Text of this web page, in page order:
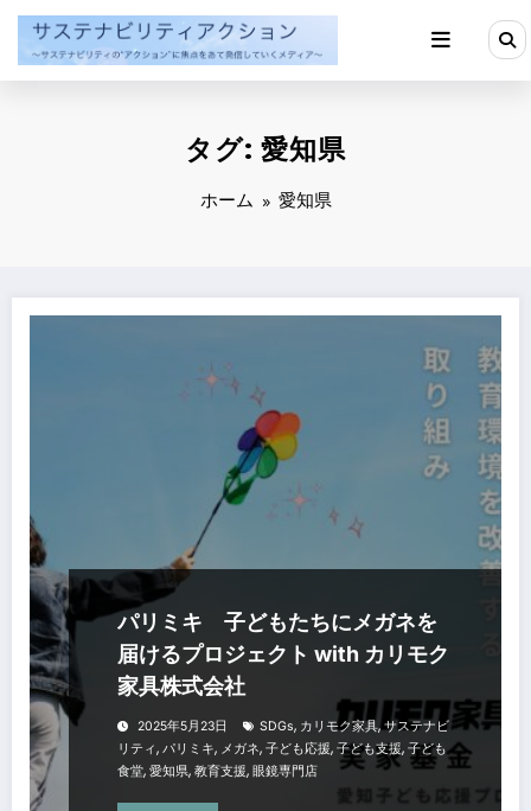
ン
タグ: 愛知県
ホーム 愛知県
パリミキ 子どもたちにメガネを
届けるプロジェクト with カリモク
家具株式会社
2025年5月23日 SDGs, カリモク家具, サステナビ
リティ, パリミキ, メガネ, 子ども応援, 子ども支援, 子ども
食堂, 愛知県, 教育支援, 眼鏡専門店